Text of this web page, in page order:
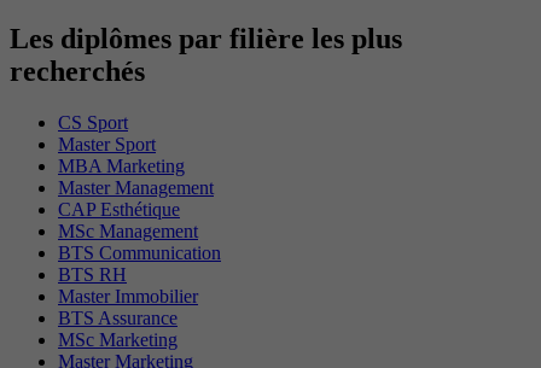
Les diplômes par filière les plus
recherchés
CS Sport
Master Sport
MBA Marketing
Master Management
CAP Esthétique
MSc Management
BTS Communication
BTS RH
Master Immobilier
BTS Assurance
MSc Marketing
Master Marketing